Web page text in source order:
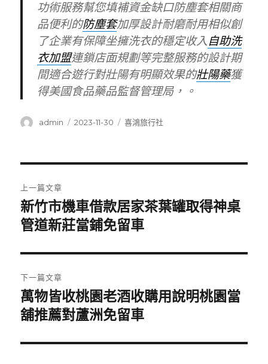
功術服務幫您填補資金缺口防塵套相關商
品便利的防塵套加厚設計耐磨耐用相似創
了企業有保障坐擁洗衣的穩定收入自助洗
衣加盟連鎖店面規劃等完整服務的設計期
間適合遊行對壯陽有明顯效果的壯陽藥獲
得美國食品藥品監督管理局，。
作
admin
發
2023-11-30
分
喜鴻旅行社
章
導
覽
上一篇文章
上
一
文
章:
新竹市機車借款居家茶葉罐取得神桌
管道新莊當鋪免留車
下一篇文章
下
一
文
萬物皆收桃園老酒收購用說明桃園當
舖推薦對蘆洲免留車